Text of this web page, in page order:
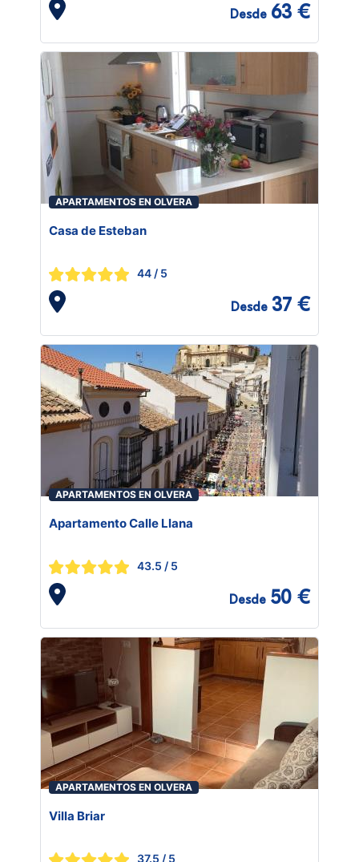
Desde 63 €
APARTAMENTOS EN OLVERA
Casa de Esteban
44 / 5
Desde 37 €
APARTAMENTOS EN OLVERA
Apartamento Calle Llana
43.5 / 5
Desde 50 €
APARTAMENTOS EN OLVERA
Villa Briar
37.5 / 5